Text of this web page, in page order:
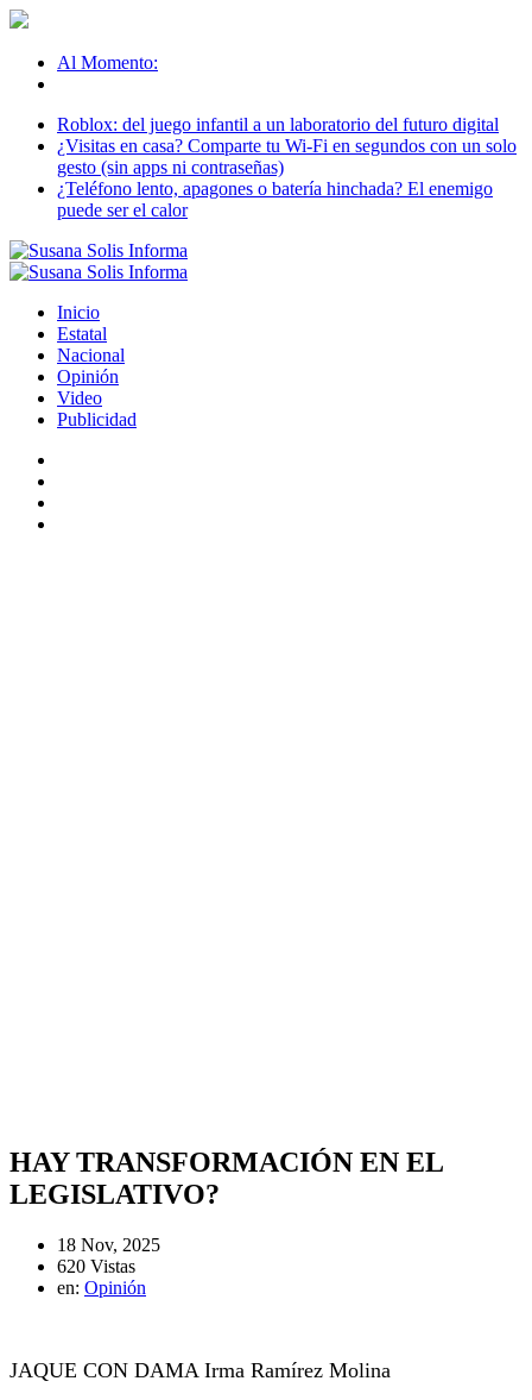
Al Momento:
Roblox: del juego infantil a un laboratorio del futuro digital
¿Visitas en casa? Comparte tu Wi-Fi en segundos con un solo
gesto (sin apps ni contraseñas)
¿Teléfono lento, apagones o batería hinchada? El enemigo
puede ser el calor
Inicio
Estatal
Nacional
Opinión
Video
Publicidad
HAY TRANSFORMACIÓN EN EL
LEGISLATIVO?
18 Nov, 2025
620 Vistas
en: Opinión
JAQUE CON DAMA Irma Ramírez Molina